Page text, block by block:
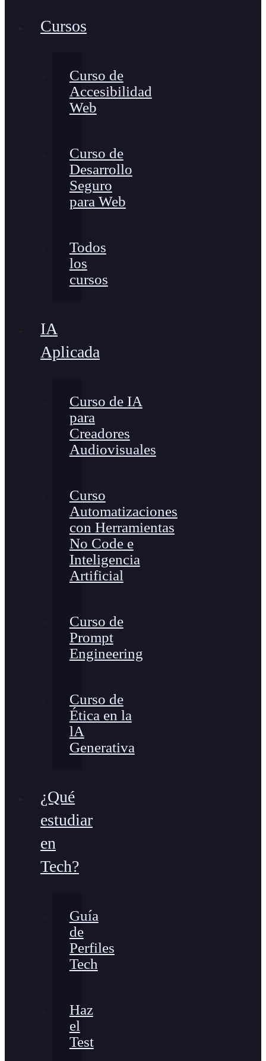
Cursos
Curso de
Accesibilidad
Web
Curso de
Desarrollo
Seguro
para Web
Todos
los
cursos
IA
Aplicada
Curso de IA
para
Creadores
Audiovisuales
Curso
Automatizaciones
con Herramientas
No Code e
Inteligencia
Artificial
Curso de
Prompt
Engineering
Curso de
Ética en la
lA
Generativa
¿Qué
estudiar
en
Tech?
Guía
de
Perfiles
Tech
Haz
el
Test